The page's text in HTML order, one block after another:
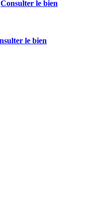
Consulter le bien
le bien